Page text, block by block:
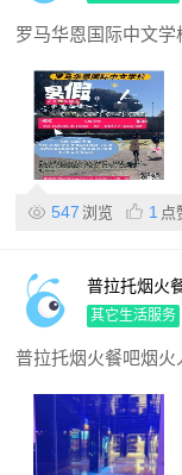
罗马华恩国际中文
547 浏览 1 点
普拉托烟火
其它生活服务
普拉托烟火餐吧烟